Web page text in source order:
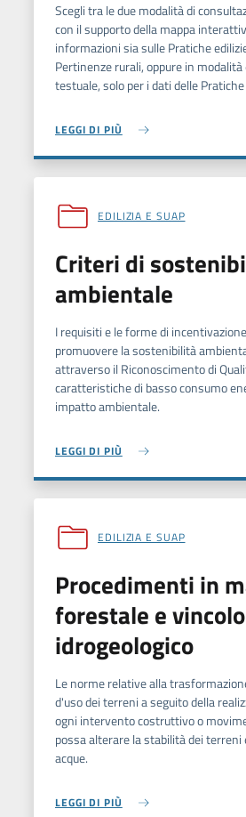
Scegli tra le due modalità di
con il supporto della mappa
informazioni sia sulle Pratiche
Pertinenze rurali, oppure in
testuale, solo per i dati delle
LEGGI DI PIÙ
EDILIZIA E SUAP
Criteri di
ambientale
I requisiti e le forme di
promuovere la sostenibilità
attraverso il Riconoscimento di
caratteristiche di basso consumo
impatto ambientale.
LEGGI DI PIÙ
EDILIZIA E SUAP
Procedimenti in
forestale e vincolo
idrogeologico
Le norme relative alla
d'uso dei terreni a seguito della
ogni intervento costruttivo o
possa alterare la stabilità dei terreni
acque.
LEGGI DI PIÙ